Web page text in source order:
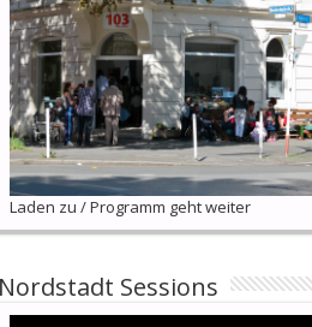
Laden zu / Programm geht weiter
Nordstadt Sessions